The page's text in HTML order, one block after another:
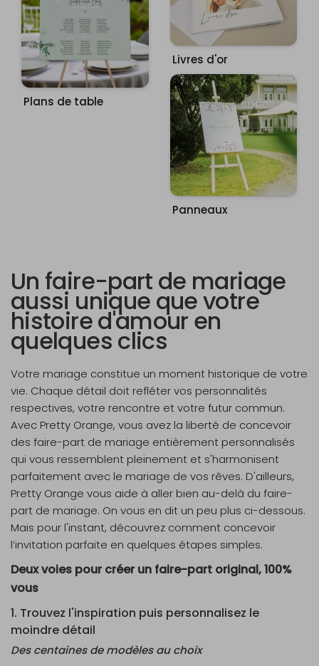
Plans de table
Livres d'or
Panneaux
Un faire-part de mariage
aussi unique que votre
histoire d'amour en
quelques clics
Votre mariage constitue un moment historique de votre
vie. Chaque détail doit refléter vos personnalités
respectives, votre rencontre et votre futur commun.
Avec Pretty Orange, vous avez la liberté de concevoir
des faire-part de mariage entièrement personnalisés
qui vous ressemblent pleinement et s'harmonisent
parfaitement avec le mariage de vos rêves. D'ailleurs,
Pretty Orange vous aide à aller bien au-delà du faire-
part de mariage. On vous en dit un peu plus ci-dessous.
Mais pour l'instant, découvrez comment concevoir
l’invitation parfaite en quelques étapes simples.
Deux voies pour créer un faire-part original, 100%
vous
1. Trouvez l'inspiration puis personnalisez le
moindre détail
Des centaines de modèles au choix